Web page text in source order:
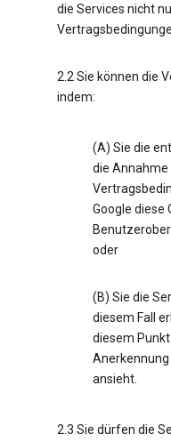
die Services nicht
2.2 Sie können die
indem:
(A) Sie die
die
Google diese
oder
(B) Sie die
diesem Fall
diesem
ansieht.
2.3 Sie dürfen die